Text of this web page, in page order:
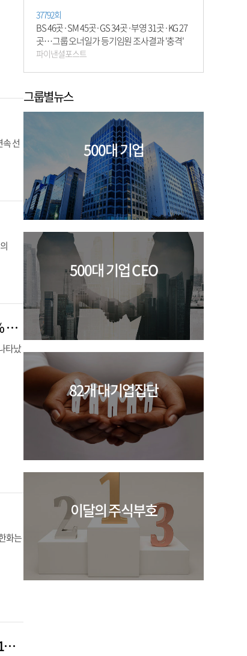
선
이재명 정부 출범 이후 국내 기업 시총 4491조 ‘폭풍성장’…삼성·SK그룹, 전체의 55% 달해
타났
화는
대기업 대표이사 10명 중 9명 수도권 거주…‘개포동 디에이치퍼스티어아이파크’에 ‘11명’ 최다
37792회
BS 46곳·SM 45곳·GS 34곳·부영 31곳·KG 27
곳…그룹 오너일가 등기임원 조사결과 '충격'
파이낸셜포스트
그룹별뉴스
500대 기업
500대 기업 CEO
82개 대기업집단
이달의 주식부호